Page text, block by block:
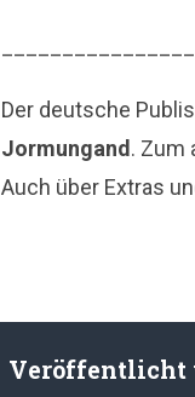
Der deutsche
Jormungand . Zum
Auch über Extras
Veröffentlicht